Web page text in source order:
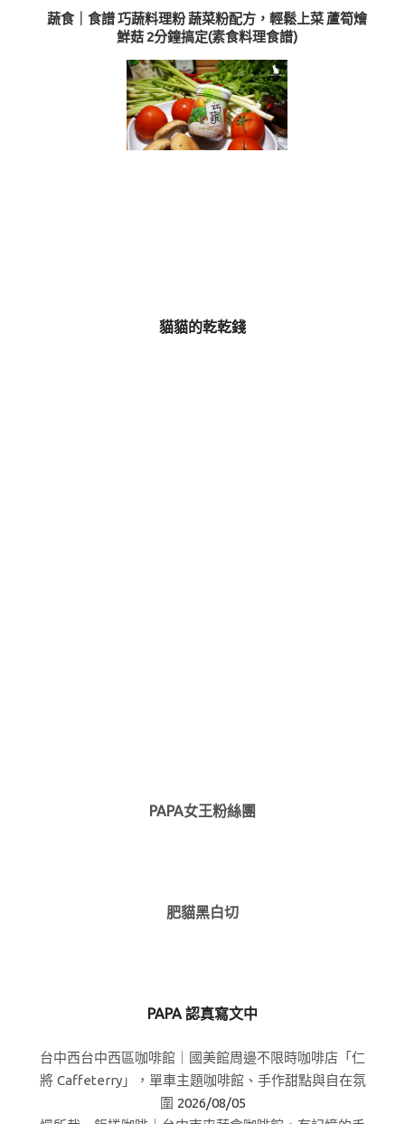
蔬食｜食譜 巧蔬料理粉 蔬菜粉配方，輕鬆上菜 蘆筍燴
鮮菇 2分鐘搞定(素食料理食譜)
貓貓的乾乾錢
PAPA女王粉絲團
肥貓黑白切
PAPA 認真寫文中
台中西台中西區咖啡館｜國美館周邊不限時咖啡店「仁
將 Caffeterry」，單車主題咖啡館、手作甜點與自在氛
圍 2026/08/05